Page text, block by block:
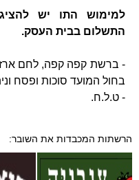
למימוש התו יש
התשלום בבית העסק.
- ברשת קפה קפה, לחם ארז,
בחול המועד סוכות ופסח וניתן לממש
- ט.ל.ח.
הרשתות המכבדות את השובר: